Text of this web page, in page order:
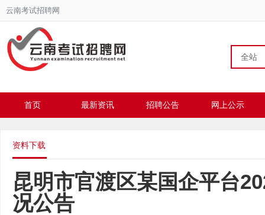
云南考试招聘网
全站
首页 最新资讯 招聘公告 网上公示
资料下载
昆明市官渡区某国企平台
况公告